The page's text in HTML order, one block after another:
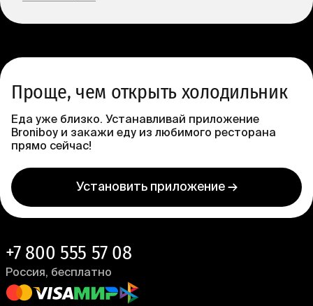
Проще, чем открыть холодильник
Еда уже близко. Устанавливай приложение
Broniboy и закажи еду из любимого ресторана
прямо сейчас!
Установить приложение →
+7 800 555 57 08
Россия, бесплатно